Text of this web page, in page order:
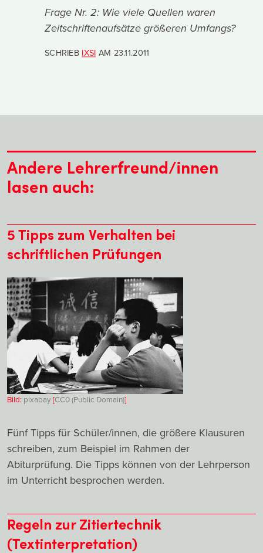
Frage Nr. 2: Wie viele Quellen waren
Zeitschriftenaufsätze größeren Umfangs?
SCHRIEB IXSI AM 23.11.2011
Andere Lehrerfreund/innen
lasen auch:
5 Tipps zum Verhalten bei
schriftlichen Prüfungen
Bild: pixabay[CC0 (Public Domain)]
Fünf Tipps für Schüler/innen, die größere Klausuren
schreiben, zum Beispiel im Rahmen der
Abiturprüfung. Die Tipps können von der Lehrperson
im Unterricht besprochen werden.
Regeln zur Zitiertechnik
(Textinterpretation)